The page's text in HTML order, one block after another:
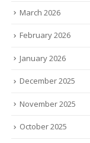
March 2026
February 2026
January 2026
December 2025
November 2025
October 2025